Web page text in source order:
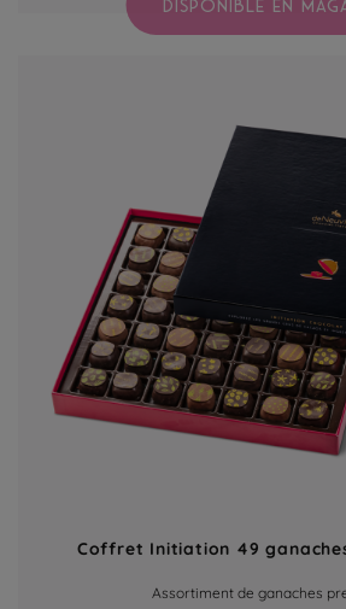
DISPONIBLE EN
Coffret Initiation 49
Assortiment de ganaches